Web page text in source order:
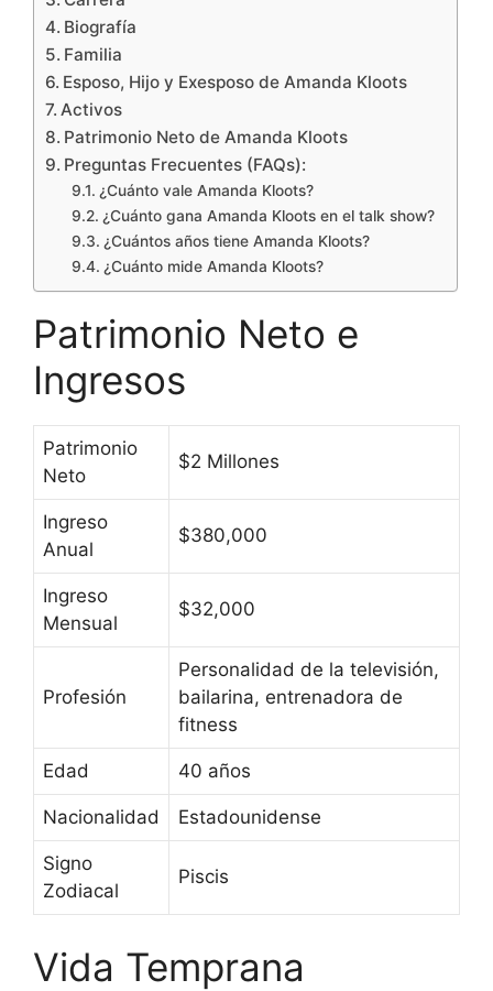
Biografía
Familia
Esposo, Hijo y Exesposo de Amanda Kloots
Activos
Patrimonio Neto de Amanda Kloots
Preguntas Frecuentes (FAQs):
¿Cuánto vale Amanda Kloots?
¿Cuánto gana Amanda Kloots en el talk show?
¿Cuántos años tiene Amanda Kloots?
¿Cuánto mide Amanda Kloots?
Patrimonio Neto e
Ingresos
Patrimonio
Neto
$2 Millones
Ingreso
Anual
$380,000
Ingreso
Mensual
$32,000
Profesión
Personalidad de la televisión,
bailarina, entrenadora de
fitness
Edad 40 años
Nacionalidad Estadounidense
Signo
Zodiacal
Piscis
Vida Temprana